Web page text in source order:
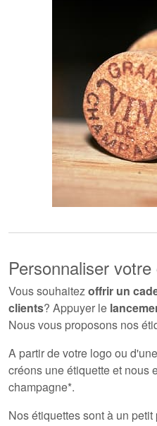
Personnaliser
Vous souhaitezoffrir un
clients? Appuyer le
Nous vous proposons nos
A partir de votre logo ou
créons une étiquette et nous
champagne*.
Nos étiquettes sont à un petit